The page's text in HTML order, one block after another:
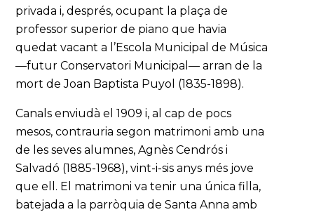
privada i, després, ocupant la plaça de
professor superior de piano que havia
quedat vacant a l’Escola Municipal de Música
—futur Conservatori Municipal— arran de la
mort de Joan Baptista Puyol (1835-1898).
Canals enviudà el 1909 i, al cap de pocs
mesos, contrauria segon matrimoni amb una
de les seves alumnes, Agnès Cendrós i
Salvadó (1885-1968), vint-i-sis anys més jove
que ell. El matrimoni va tenir una única filla,
batejada a la parròquia de Santa Anna amb